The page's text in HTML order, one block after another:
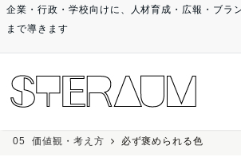
企業・行政・学校向けに、人材育成・広報・ブラ
まで導きます
05_価値観・考え方 必ず褒められる色